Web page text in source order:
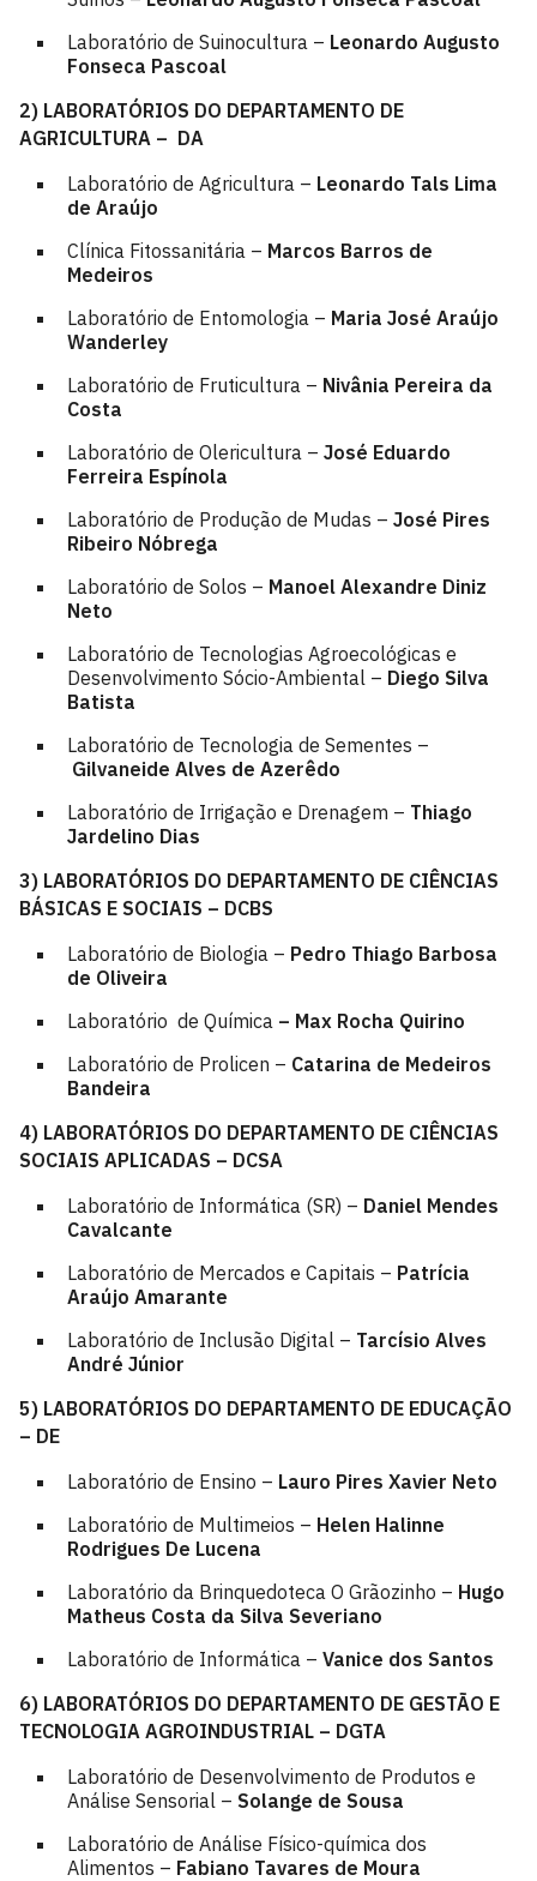
Laboratório de Suinocultura – Leonardo Augusto
Fonseca Pascoal
2) LABORATÓRIOS DO DEPARTAMENTO DE
AGRICULTURA – DA
Laboratório de Agricultura – Leonardo Tals Lima
de Araújo
Clínica Fitossanitária – Marcos Barros de
Medeiros
Laboratório de Entomologia – Maria José Araújo
Wanderley
Laboratório de Fruticultura – Nivânia Pereira da
Costa
Laboratório de Olericultura – José Eduardo
Ferreira Espínola
Laboratório de Produção de Mudas – José Pires
Ribeiro Nóbrega
Laboratório de Solos – Manoel Alexandre Diniz
Neto
Laboratório de Tecnologias Agroecológicas e
Desenvolvimento Sócio-Ambiental – Diego Silva
Batista
Laboratório de Tecnologia de Sementes –
Gilvaneide Alves de Azerêdo
Laboratório de Irrigação e Drenagem – Thiago
Jardelino Dias
3) LABORATÓRIOS DO DEPARTAMENTO DE CIÊNCIAS
BÁSICAS E SOCIAIS – DCBS
Laboratório de Biologia – Pedro Thiago Barbosa
de Oliveira
Laboratório de Química – Max Rocha Quirino
Laboratório de Prolicen – Catarina de Medeiros
Bandeira
4) LABORATÓRIOS DO DEPARTAMENTO DE CIÊNCIAS
SOCIAIS APLICADAS – DCSA
Laboratório de Informática (SR) – Daniel Mendes
Cavalcante
Laboratório de Mercados e Capitais – Patrícia
Araújo Amarante
Laboratório de Inclusão Digital – Tarcísio Alves
André Júnior
5) LABORATÓRIOS DO DEPARTAMENTO DE EDUCAÇÃO
– DE
Laboratório de Ensino – Lauro Pires Xavier Neto
Laboratório de Multimeios – Helen Halinne
Rodrigues De Lucena
Laboratório da Brinquedoteca O Grãozinho – Hugo
Matheus Costa da Silva Severiano
Laboratório de Informática – Vanice dos Santos
6) LABORATÓRIOS DO DEPARTAMENTO DE GESTÃO E
TECNOLOGIA AGROINDUSTRIAL – DGTA
Laboratório de Desenvolvimento de Produtos e
Análise Sensorial – Solange de Sousa
Laboratório de Análise Físico-química dos
Alimentos – Fabiano Tavares de Moura